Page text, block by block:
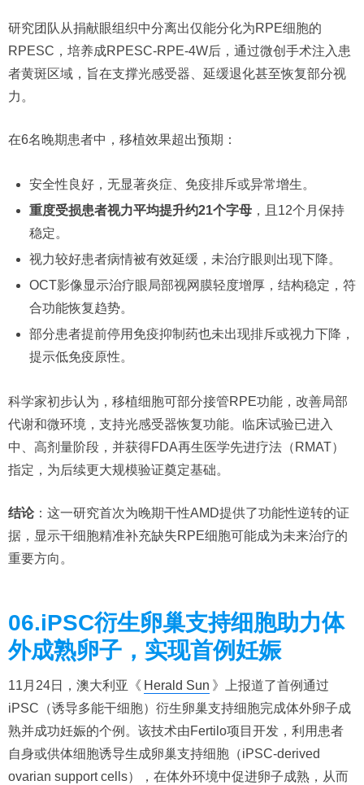
研究团队从捐献眼组织中分离出仅能分化为RPE细胞的
RPESC，培养成RPESC-RPE-4W后，通过微创手术注入患
者黄斑区域，旨在支撑光感受器、延缓退化甚至恢复部分视
力。
在6名晚期患者中，移植效果超出预期：
安全性良好，无显著炎症、免疫排斥或异常增生。
重度受损患者视力平均提升约21个字母，且12个月保持
稳定。
视力较好患者病情被有效延缓，未治疗眼则出现下降。
OCT影像显示治疗眼局部视网膜轻度增厚，结构稳定，符
合功能恢复趋势。
部分患者提前停用免疫抑制药也未出现排斥或视力下降，
提示低免疫原性。
科学家初步认为，移植细胞可部分接管RPE功能，改善局部
代谢和微环境，支持光感受器恢复功能。临床试验已进入
中、高剂量阶段，并获得FDA再生医学先进疗法（RMAT）
指定，为后续更大规模验证奠定基础。
结论：这一研究首次为晚期干性AMD提供了功能性逆转的证
据，显示干细胞精准补充缺失RPE细胞可能成为未来治疗的
重要方向。
06.iPSC衍生卵巢支持细胞助力体
外成熟卵子，实现首例妊娠
11月24日，澳大利亚《 Herald Sun 》上报道了首例通过
iPSC（诱导多能干细胞）衍生卵巢支持细胞完成体外卵子成
熟并成功妊娠的个例。该技术由Fertilo项目开发，利用患者
自身或供体细胞诱导生成卵巢支持细胞（iPSC-derived
ovarian support cells），在体外环境中促进卵子成熟，从而